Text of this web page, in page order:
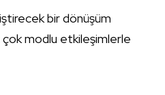
bir dönüşüm
modlu etkileşimlerle